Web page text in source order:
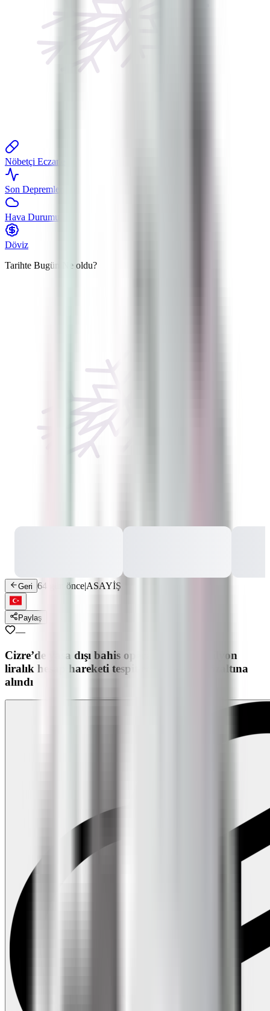
Nöbetçi Eczane
Son Depremler
Hava Durumu
Döviz
Tarihte Bugün
Ne oldu?
Geri 64 gün önce|ASAYİŞ
Paylaş
—
Cizre’de yasa dışı bahis operasyonu: 42 milyon
liralık hesap hareketi tespit edildi, 4 kişi gözaltına
alındı